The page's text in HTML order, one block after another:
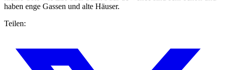
haben enge Gassen und alte Häuser.
Teilen: